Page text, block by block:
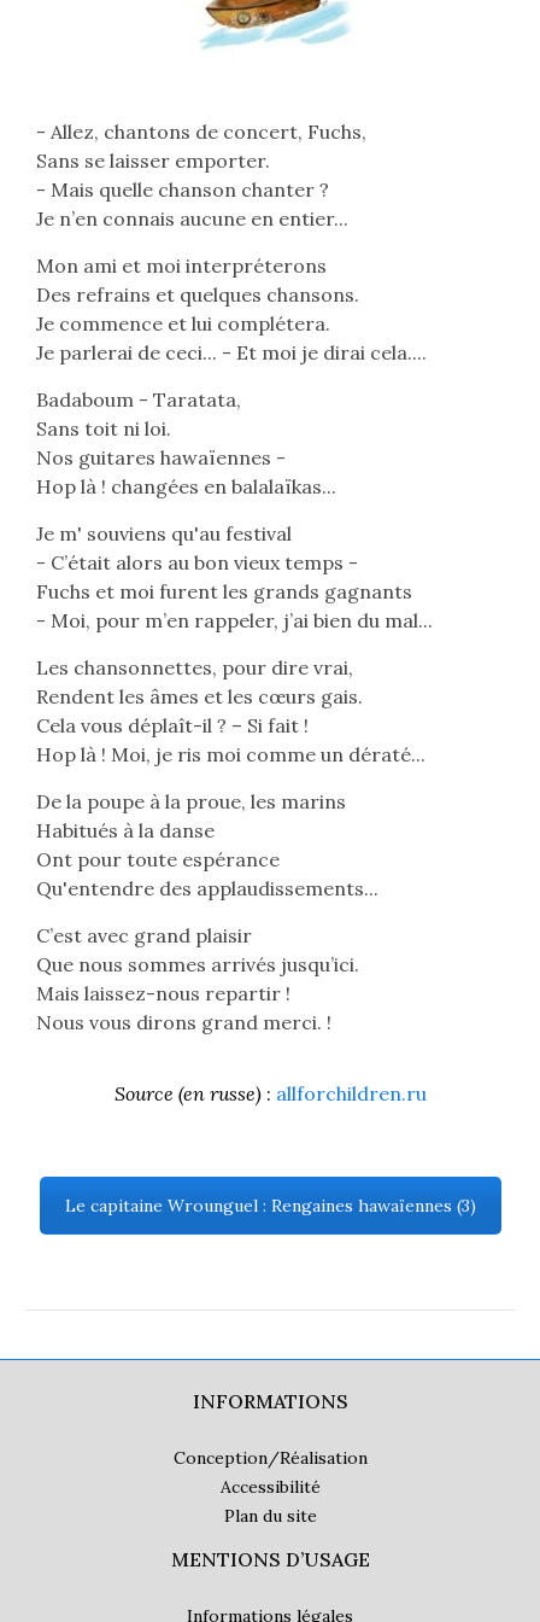
- Allez, chantons de concert, Fuchs,
Sans se laisser emporter.
- Mais quelle chanson chanter ?
Je n’en connais aucune en entier...
Mon ami et moi interpréterons
Des refrains et quelques chansons.
Je commence et lui complétera.
Je parlerai de ceci... - Et moi je dirai cela....
Badaboum - Taratata,
Sans toit ni loi.
Nos guitares hawaïennes -
Hop là ! changées en balalaïkas...
Je m' souviens qu'au festival
- C’était alors au bon vieux temps -
Fuchs et moi furent les grands gagnants
- Moi, pour m’en rappeler, j’ai bien du mal...
Les chansonnettes, pour dire vrai,
Rendent les âmes et les cœurs gais.
Cela vous déplaît-il ? – Si fait !
Hop là ! Moi, je ris moi comme un dératé...
De la poupe à la proue, les marins
Habitués à la danse
Ont pour toute espérance
Qu'entendre des applaudissements...
C’est avec grand plaisir
Que nous sommes arrivés jusqu’ici.
Mais laissez-nous repartir !
Nous vous dirons grand merci. !
Source (en russe): allforchildren.ru
Le capitaine Wrounguel : Rengaines hawaïennes (3)
INFORMATIONS
Conception/Réalisation
Accessibilité
Plan du site
MENTIONS D’USAGE
Informations légales